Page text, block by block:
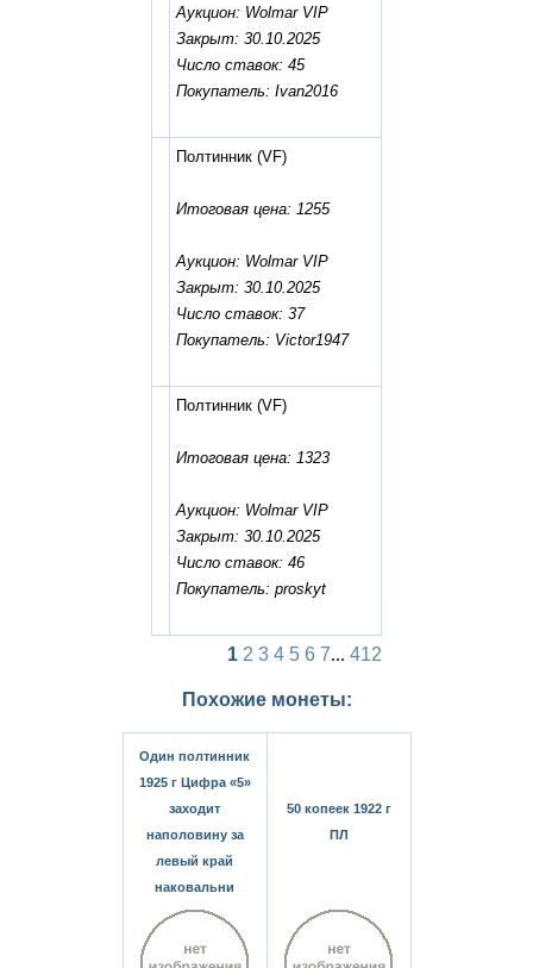
Аукцион: Wolmar VIP
Закрыт: 30.10.2025
Число ставок: 45
Покупатель: Ivan2016
Полтинник (VF)
Итоговая цена: 1255
Аукцион: Wolmar VIP
Закрыт: 30.10.2025
Число ставок: 37
Покупатель: Victor1947
Полтинник (VF)
Итоговая цена: 1323
Аукцион: Wolmar VIP
Закрыт: 30.10.2025
Число ставок: 46
Покупатель: proskyt
1 2 3 4 5 6 7... 412
Похожие монеты:
Один полтинник
1925 г Цифра «5»
заходит
наполовину за
левый край
наковальни
50 копеек 1922 г
ПЛ